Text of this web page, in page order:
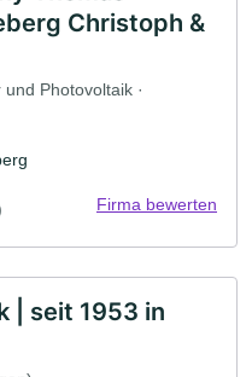
Christoph &
Photovoltaik ·
Firma bewerten
| seit 1953 in